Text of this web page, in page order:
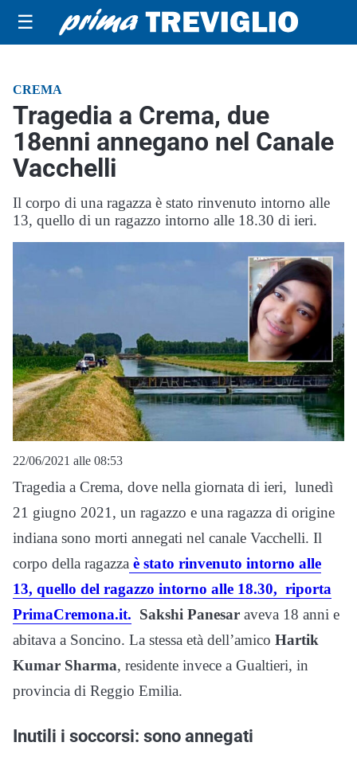
☰
CREMA
Tragedia a Crema, due
18enni annegano nel Canale
Vacchelli
Il corpo di una ragazza è stato rinvenuto intorno alle
13, quello di un ragazzo intorno alle 18.30 di ieri.
22/06/2021 alle 08:53
Tragedia a Crema, dove nella giornata di ieri, lunedì
21 giugno 2021, un ragazzo e una ragazza di origine
indiana sono morti annegati nel canale Vacchelli. Il
corpo della ragazza è stato rinvenuto intorno alle
13, quello del ragazzo intorno alle 18.30, riporta
PrimaCremona.it. Sakshi Panesar aveva 18 anni e
abitava a Soncino. La stessa età dell’amico Hartik
Kumar Sharma, residente invece a Gualtieri, in
provincia di Reggio Emilia.
Inutili i soccorsi: sono annegati